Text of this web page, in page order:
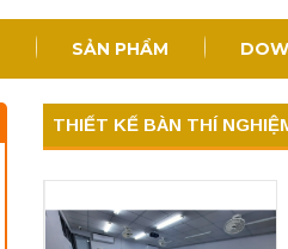
SẢN PHẨM
THIẾT KẾ BÀN THÍ